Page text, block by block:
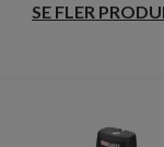
SE FLER